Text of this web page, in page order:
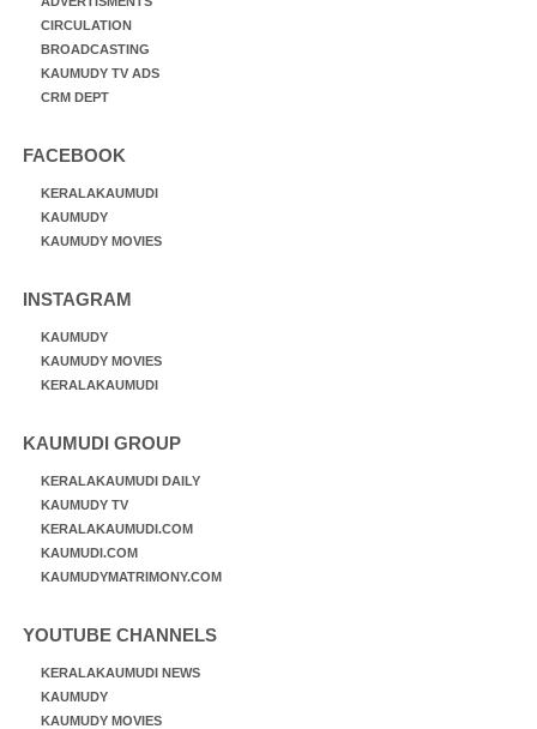
CIRCULATION
BROADCASTING
KAUMUDY TV ADS
CRM DEPT
FACEBOOK
KERALAKAUMUDI
KAUMUDY
KAUMUDY MOVIES
INSTAGRAM
KAUMUDY
KAUMUDY MOVIES
KERALAKAUMUDI
KAUMUDI GROUP
KERALAKAUMUDI DAILY
KAUMUDY TV
KERALAKAUMUDI.COM
KAUMUDI.COM
KAUMUDYMATRIMONY.COM
YOUTUBE CHANNELS
KERALAKAUMUDI NEWS
KAUMUDY
KAUMUDY MOVIES